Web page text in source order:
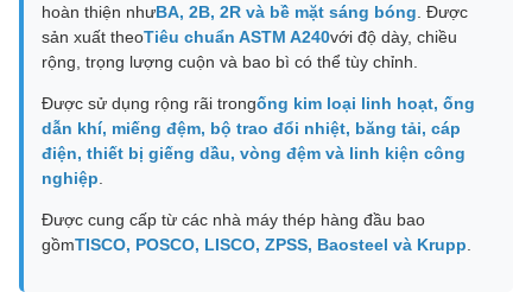
hoàn thiện nhưBA, 2B, 2R và bề mặt sáng bóng . Được
sản xuất theoTiêu chuẩn ASTM A240với độ dày, chiều
rộng, trọng lượng cuộn và bao bì có thể tùy chỉnh.
Được sử dụng rộng rãi trongống kim loại linh hoạt, ống
dẫn khí, miếng đệm, bộ trao đổi nhiệt, băng tải, cáp
điện, thiết bị giếng dầu, vòng đệm và linh kiện công
nghiệp
Được cung cấp từ các nhà máy thép hàng đầu bao
gồmTISCO, POSCO, LISCO, ZPSS, Baosteel và Krupp